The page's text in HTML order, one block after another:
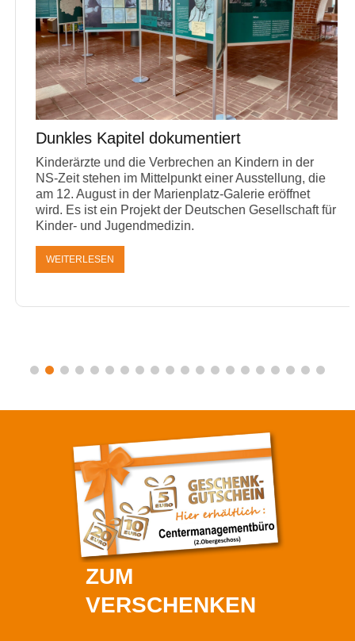
Dunkles Kapitel dokumentiert
Kinderärzte und die Verbrechen an Kindern in der
NS-Zeit stehen im Mittelpunkt einer Ausstellung, die
am 12. August in der Marienplatz-Galerie eröffnet
wird. Es ist ein Projekt der Deutschen Gesellschaft für
Kinder- und Jugendmedizin.
WEITERLESEN
ZUM
VERSCHENKEN